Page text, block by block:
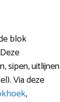
blok
sipen, uitlijnen
Via deze
,